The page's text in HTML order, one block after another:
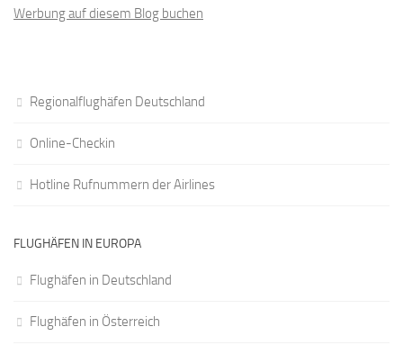
Werbung auf diesem Blog buchen
Regionalflughäfen Deutschland
Online-Checkin
Hotline Rufnummern der Airlines
FLUGHÄFEN IN EUROPA
Flughäfen in Deutschland
Flughäfen in Österreich